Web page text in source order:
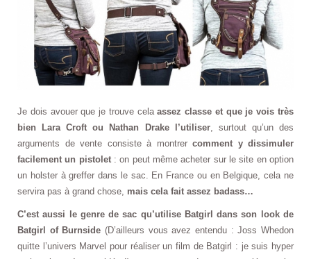
Je dois avouer que je trouve celaassez classe et que je vois très
bien Lara Croft ou Nathan Drake l’utiliser, surtout qu’un des
arguments de vente consiste à montrer comment y dissimuler
facilement un pistolet: on peut même acheter sur le site en option
un holster à greffer dans le sac. En France ou en Belgique, cela ne
servira pas à grand chose, mais cela fait assez badass…
C’est aussi le genre de sac qu’utilise Batgirl dans son look de
Batgirl of Burnside (D’ailleurs vous avez entendu : Joss Whedon
quitte l’univers Marvel pour réaliser un film de Batgirl : je suis hyper